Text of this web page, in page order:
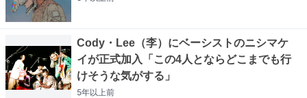
Cody・Lee（李）にベーシストのニシマケ
イが正式加入「この4人とならどこまでも行
けそうな気がする」
5年以上前